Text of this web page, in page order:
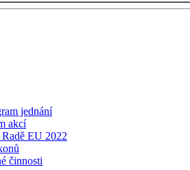
jednání
akcí
EU 2022
činnosti